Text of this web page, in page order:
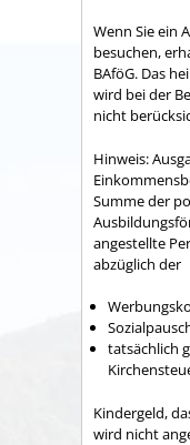
Wenn Sie ein
besuchen,
BAföG. Das
wird bei der
nicht
Hinweis:
Summe der
angestellte
abzüglich der
tatsächlich
Kindergeld,
wird nicht